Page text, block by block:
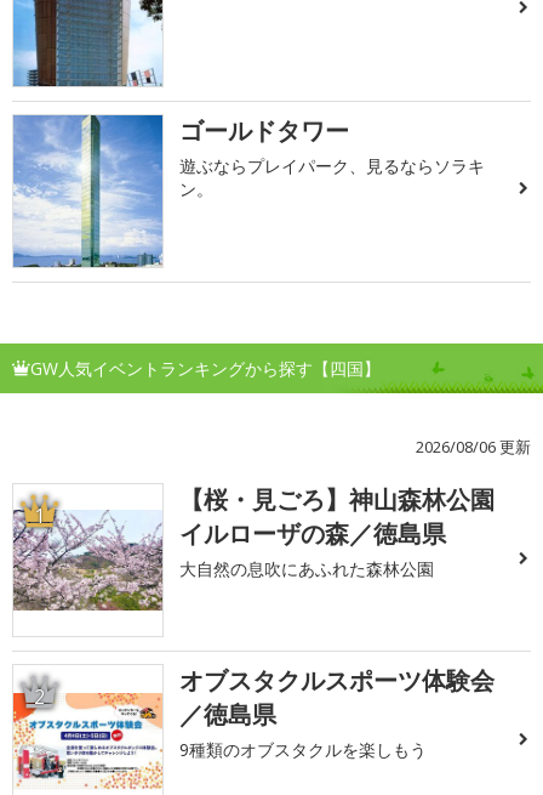
ゴールドタワー
遊ぶならプレイパーク、見るならソラキ
ン。
GW人気イベントランキングから探す【四国】
2026/08/06 更新
1
【桜・見ごろ】神山森林公園
イルローザの森／徳島県
大自然の息吹にあふれた森林公園
2
オブスタクルスポーツ体験会
／徳島県
9種類のオブスタクルを楽しもう